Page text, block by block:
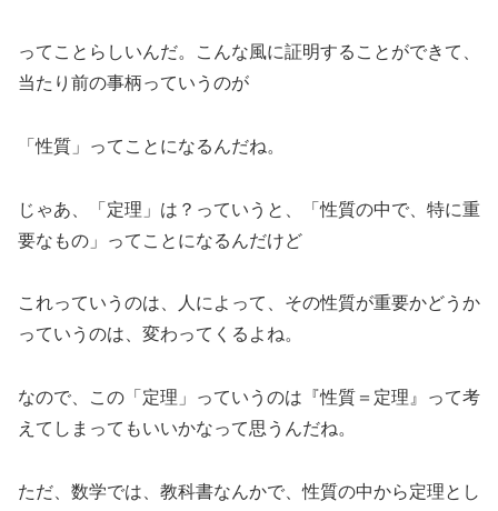
ってことらしいんだ。こんな風に証明することができて、
当たり前の事柄っていうのが
「性質」ってことになるんだね。
じゃあ、「定理」は？っていうと、「性質の中で、特に重
要なもの」ってことになるんだけど
これっていうのは、人によって、その性質が重要かどうか
っていうのは、変わってくるよね。
なので、この「定理」っていうのは『性質＝定理』って考
えてしまってもいいかなって思うんだね。
ただ、数学では、教科書なんかで、性質の中から定理とし